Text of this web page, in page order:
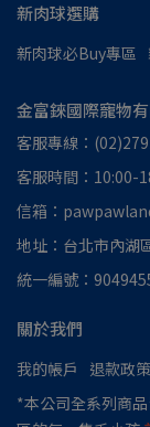
新肉球選購
新肉球必Buy專區
金富錸國際寵物
客服專線：
客服時間：10:00-
信箱：
地址：台北市內湖
統一編號：
關於我們
我的帳戶 退款政策
*本公司全系列商